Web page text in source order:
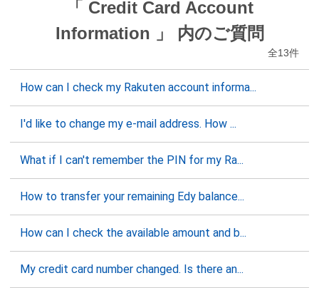
「 Credit Card Account
Information 」 内のご質問
全13件
How can I check my Rakuten account informa...
I'd like to change my e-mail address. How ...
What if I can't remember the PIN for my Ra...
How to transfer your remaining Edy balance...
How can I check the available amount and b...
My credit card number changed. Is there an...